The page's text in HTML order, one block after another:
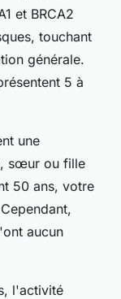
et BRCA2
touchant
générale.
5 à
une
sœur ou fille
50 ans, votre
aucun
l'activité